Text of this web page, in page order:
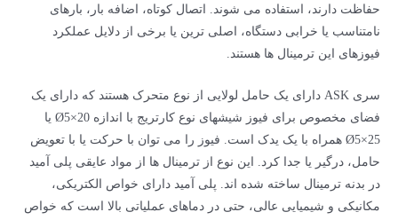
حفاظت دارند، استفاده می­ شوند. اتصال کوتاه، اضافه بار، بارهای
نامتناسب یا خرابی دستگاه، اصلی ترین یا برخی از دلایل عملکرد
فیوزهای این ترمینال­ ها هستند.
سری ASK دارای یک حامل لولایی از نوع متحرک هستند که دارای یک
فضای مخصوص برای فیوز شیشه­ای نوع کارتریج با اندازه Ø5×20 یا
Ø5×25 همراه با یک یدک است. فیوز را می توان با حرکت یا با تعویض
حامل، درگیر یا جدا کرد. این نوع از ترمینال­ ها از مواد عایقی پلی­ آمید
در بدنه ترمینال ساخته شده ­اند. پلی­ آمید دارای خواص الکتریکی،
مکانیکی و شیمیایی عالی، حتی در دماهای عملیاتی بالا است که خواص